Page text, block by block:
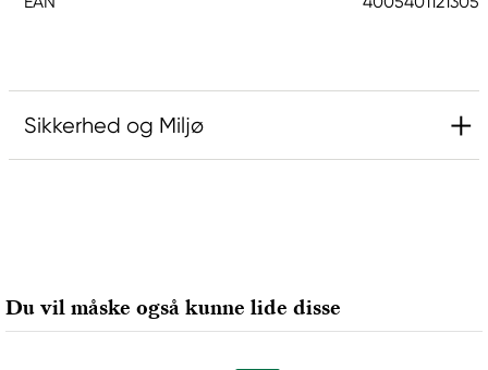
Sikkerhed og Miljø
90546 Stein, Germany
info@Faber-Castell.de
Du vil måske også kunne lide disse